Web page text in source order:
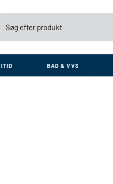
BAD & VVS